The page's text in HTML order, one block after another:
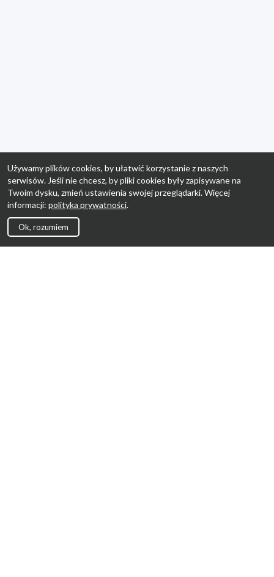
Używamy plików cookies, by ułatwić korzystanie z naszych
serwisów. Jeśli nie chcesz, by pliki cookies były zapisywane na
Twoim dysku, zmień ustawienia swojej przeglądarki. Więcej
informacji: polityka prywatności.
Ok, rozumiem